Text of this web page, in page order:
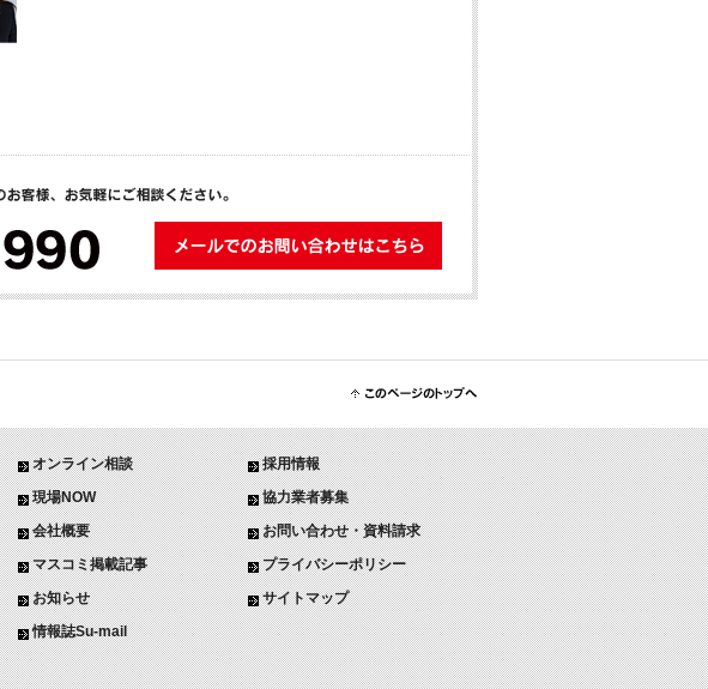
メールでのお問い合わせはこちら
オンライン相談
現場NOW
会社概要
マスコミ掲載記事
お知らせ
情報誌Su-mail
採用情報
協力業者募集
お問い合わせ・資料請求
プライバシーポリシー
サイトマップ